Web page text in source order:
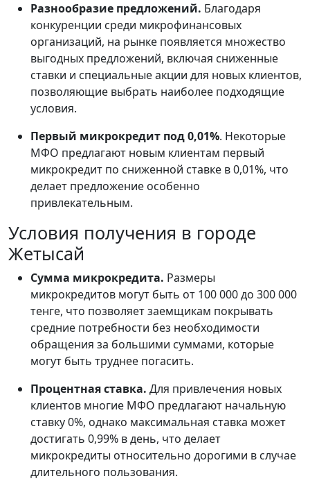
Разнообразие предложений. Благодаря
конкуренции среди микрофинансовых
организаций, на рынке появляется множество
выгодных предложений, включая сниженные
ставки и специальные акции для новых клиентов,
позволяющие выбрать наиболее подходящие
условия.
Первый микрокредит под 0,01%. Некоторые
МФО предлагают новым клиентам первый
микрокредит по сниженной ставке в 0,01%, что
делает предложение особенно
привлекательным.
Условия получения в городе
Жетысай
Сумма микрокредита. Размеры
микрокредитов могут быть от 100 000 до 300 000
тенге, что позволяет заемщикам покрывать
средние потребности без необходимости
обращения за большими суммами, которые
могут быть труднее погасить.
Процентная ставка. Для привлечения новых
клиентов многие МФО предлагают начальную
ставку 0%, однако максимальная ставка может
достигать 0,99% в день, что делает
микрокредиты относительно дорогими в случае
длительного пользования.